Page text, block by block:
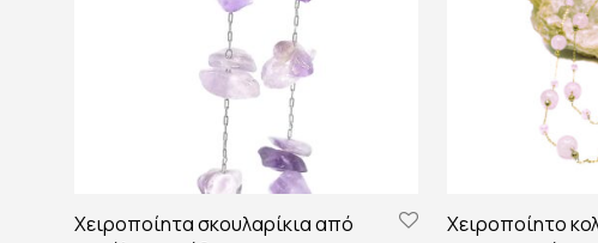
Χειροποίητα σκουλαρίκια από
Χειροποίητο